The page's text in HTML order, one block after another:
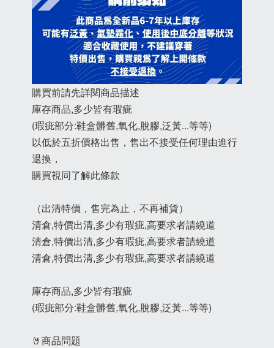
購買前請先詳閱商品描述
庫存商品,多少皆有瑕疵
(瑕疵部分:鞋盒髒舊,氧化,脫膠,泛黃...等等)
以低於五折價格出售，售出不接受任何理由進行
退換，
購買視同了解此條款
（出清特價，售完為止，不再補貨）
清倉,特價出清,多少有瑕疵,高要求者請繞道
清倉,特價出清,多少有瑕疵,高要求者請繞道
清倉,特價出清,多少有瑕疵,高要求者請繞道
庫存商品,多少皆有瑕疵
(瑕疵部分:鞋盒髒舊,氧化,脫膠,泛黃...等等)
🤘商品問題